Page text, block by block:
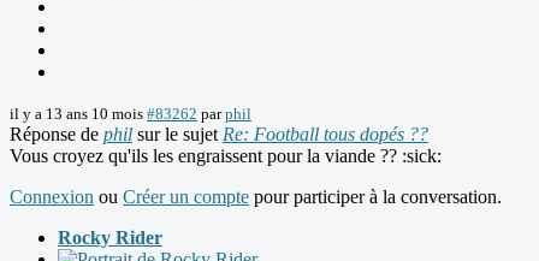
il y a 13 ans 10 mois #83262 parphil
Réponse de phil sur le sujet Re: Football tous dopés ??
Vous croyez qu'ils les engraissent pour la viande ?? :sick:
Connexion ou Créer un compte pour participer à la conversation.
Rocky Rider